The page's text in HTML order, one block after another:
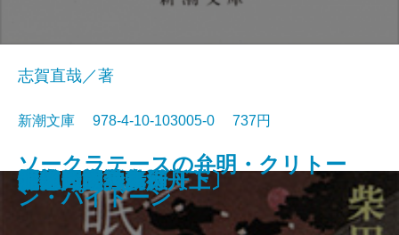
蜘蛛の糸・杜子春
奉教人の死
戯作三昧・一塊の土
侏儒の言葉・西方の人
鍵・瘋癲老人日記
泥棒日記
留学
清兵衛と瓢箪・網走まで
饗宴
小僧の神様・城の崎にて
志賀直哉／著
新潮文庫 978-4-10-103005-0 737円
眠狂四郎独歩行〔下〕
羅生門・鼻
ソークラテースの弁明・クリトー
ン・パイドーン
眠狂四郎独歩行〔上〕
山椒大夫・高瀬舟
女徳
室生犀星詩集
性的人間
阿部一族・舞姫
おとうと